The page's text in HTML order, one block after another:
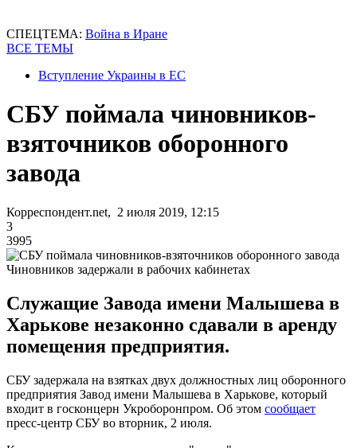
СПЕЦТЕМА: Война в Иране
ВСЕ ТЕМЫ
Вступление Украины в ЕС
СБУ поймала чиновников-
взяточников оборонного
завода
Корреспондент.net, 2 июля 2019, 12:15
3
3995
Чиновников задержали в рабочих кабинетах
Служащие Завода имени Малышева в
Харькове незаконно сдавали в аренду
помещения предприятия.
СБУ задержала на взятках двух должностных лиц оборонного
предприятия Завод имени Малышева в Харькове, который
входит в госконцерн Укроборонпром. Об этом сообщает
пресс-центр СБУ во вторник, 2 июля.